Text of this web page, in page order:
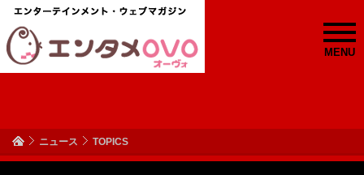
MENU
ニュース TOPICS